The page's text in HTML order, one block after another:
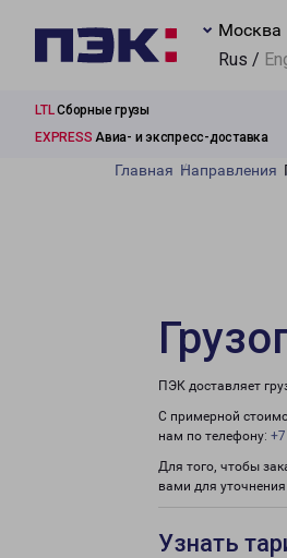
Москва
Rus /
LTLСборные грузы
EXPRESS Авиа- и экспресс-доставка
Главная Направления
ПЭК доставляет
С примерной
нам по телефону:
Для того, чтобы
вами для
Узнать